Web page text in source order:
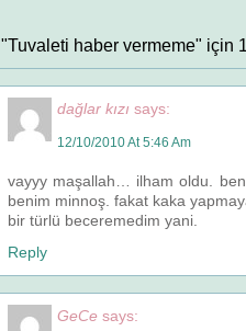
"Tuvaleti haber vermeme" için
dağlar kızı says:
12/10/2010 At 5:46 Am
vayyy maşallah… ilham oldu.
benim minnoş. fakat kaka
bir türlü beceremedim yani.
Reply
GeCe says: